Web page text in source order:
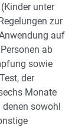
unter
zur
auf
ab
sowie
der
Monate
sowohl